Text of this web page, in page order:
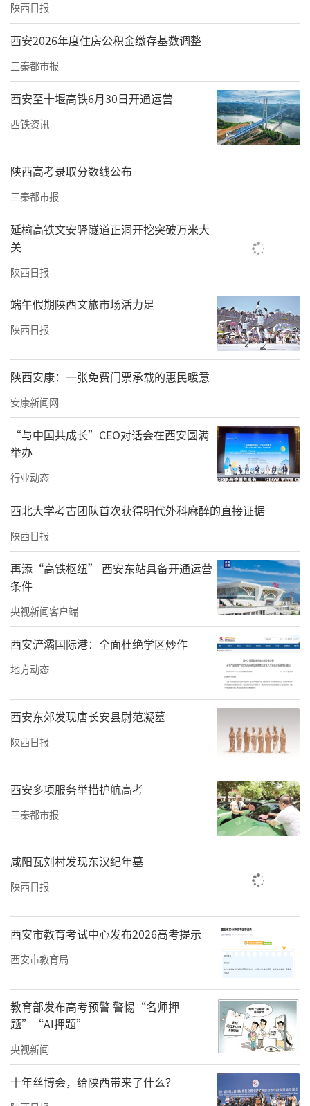
确保物资经费高效使用。九是严禁巧立名目、
铺张浪费，借防汛救灾之名违规发放津补贴、
奖金、实物；严格落实中央八项规定及其实施
细则精神，厉行勤俭节约。十是严禁制造恐
慌、散布谣言，私自转载、发布、传播不实消
息；严格维护防汛救灾期间社会和谐稳定。
通知强调，全市各级各部门要坚决服从市委、
市政府和防汛指挥机构的统一指挥、调度和命
令，加强防守巡查，强化应急救援，拧紧责任
链条，确保防汛救灾工作令行禁止、政令畅
通。全市各级纪检监察机关要立足监督职责，
下沉一线、靠前监督，紧盯各级防汛指挥机构
及其相关成员单位履职尽责情况、防汛责任和
各项制度落实情况、防汛救灾工作纪律执行情
况跟进监督、精准监督、全程监督。对在防汛
工作中擅离职守、失职渎职，违抗命令、临阵
退缩，推诿扯皮、贻误工作等问题，一律先通
报后处理。对防汛救灾中滥用职权以及贪污、
挪用、截留、挤占防汛救灾资金与物资，借机
违规发放各类补贴、奖金和实物，防守巡查不
到位、抢险救援不及时，瞒报、漏报、迟报重
大险情等违纪违法问题，从严从重从快追责问
责，为打赢防汛救灾攻坚战提供坚强保障。
责任编辑：辛晓霞 韩存军
陕西日报
西安2026年度住房公积金缴存基数调整
三秦都市报
西安至十堰高铁6月30日开通运营
西铁资讯
陕西高考录取分数线公布
三秦都市报
延榆高铁文安驿隧道正洞开挖突破万米大
关
陕西日报
端午假期陕西文旅市场活力足
陕西日报
陕西安康：一张免费门票承载的惠民暖意
安康新闻网
“与中国共成长”CEO对话会在西安圆满
举办
行业动态
西北大学考古团队首次获得明代外科麻醉的直接证据
陕西日报
再添“高铁枢纽” 西安东站具备开通运营
条件
央视新闻客户端
西安浐灞国际港：全面杜绝学区炒作
地方动态
西安东郊发现唐长安县尉范凝墓
陕西日报
西安多项服务举措护航高考
三秦都市报
咸阳瓦刘村发现东汉纪年墓
陕西日报
西安市教育考试中心发布2026高考提示
西安市教育局
教育部发布高考预警 警惕“名师押
题”“AI押题”
央视新闻
十年丝博会，给陕西带来了什么？